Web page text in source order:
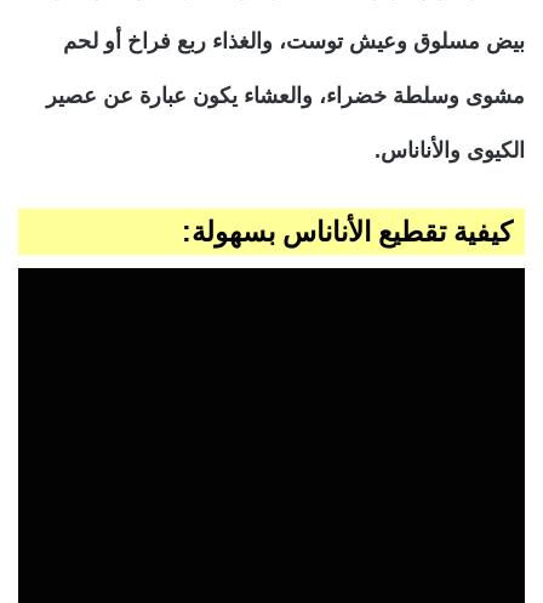
بيض مسلوق وعيش توست، والغذاء ربع فراخ أو لحم
مشوى وسلطة خضراء، والعشاء يكون عبارة عن عصير
الكيوى والأناناس.
كيفية تقطيع الأناناس بسهولة: